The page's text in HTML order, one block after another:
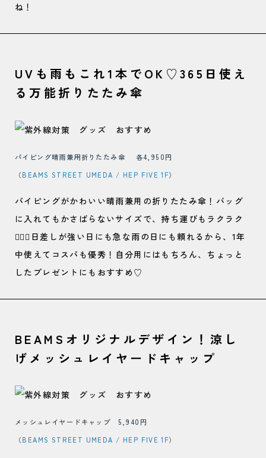
ね！
UVも雨もこれ1本でOK♡365日使え
る万能折りたたみ傘
パイピング晴雨兼用折りたたみ傘 各4,950円
（BEAMS STREET UMEDA / HEP FIVE 1F）
パイピングがかわいい晴雨兼用の折りたたみ傘！バッグ
に入れてもかさばらないサイズで、持ち運びもラクラク
🙆‍♀️✨日差しが強い日にも急な雨の日にも頼れるから、1年
中使えてコスパも優秀！自分用にはもちろん、ちょっと
したプレゼントにもおすすめ♡
BEAMSオリジナルデザイン！涼し
げメッシュレイヤードキャップ
メッシュレイヤードキャップ 5,940円
（BEAMS STREET UMEDA / HEP FIVE 1F）